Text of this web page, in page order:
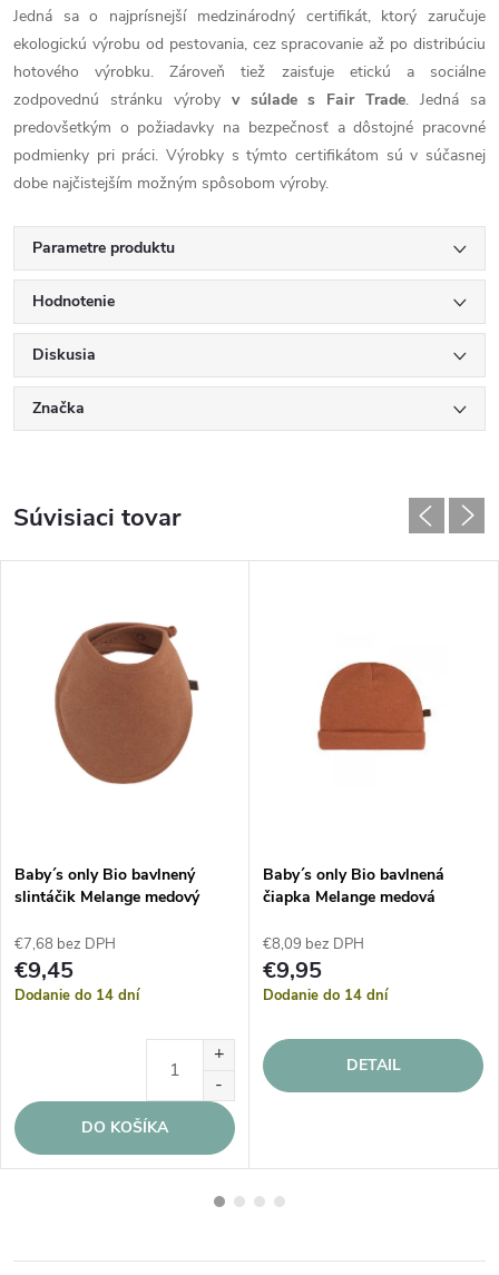
Jedná sa o najprísnejší medzinárodný certifikát, ktorý zaručuje
ekologickú výrobu od pestovania, cez spracovanie až po distribúciu
hotového výrobku. Zároveň tiež zaisťuje etickú a sociálne
zodpovednú stránku výroby v súlade s Fair Trade. Jedná sa
predovšetkým o požiadavky na bezpečnosť a dôstojné pracovné
podmienky pri práci. Výrobky s týmto certifikátom sú v súčasnej
dobe najčistejším možným spôsobom výroby.
Parametre produktu
Hodnotenie
Diskusia
Značka
Súvisiaci tovar
Baby´s only Bio bavlnený
slintáčik Melange medový
€7,68 bez DPH
€9,45
Dodanie do 14 dní
DO KOŠÍKA
Baby´s only Bio bavlnená
čiapka Melange medová
€8,09 bez DPH
€9,95
Dodanie do 14 dní
DETAIL